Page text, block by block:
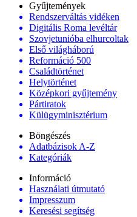
Gyűjtemények
Rendszerváltás vidéken
Digitális Roma levéltár
Szovjetunióba elhurcoltak
Első világháború
Reformáció 500
Családtörténet
Helytörténet
Középkori gyűjtemény
Pártiratok
Külügyminisztérium
Böngészés
Adatbázisok A-Z
Kategóriák
Információ
Használati útmutató
Impresszum
Keresési segítség